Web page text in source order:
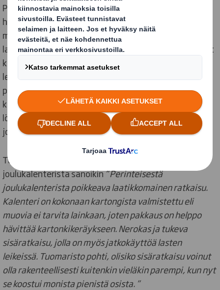
Pakkauksen ilmeen ja rakenteen suunnittelussa on
huomioitu paitsi houkuttelevuus ja helppo esille laitto
myyntiä varten, tehokas toiminta logistiikassa ja
lakritsin tilantarve. Pakkauksen lisäksi siihen liittyi, nyt
kilpailun ulkopuolelle jätetty, myyntiä edistävä samaa
leikkisää ilmettä jatkava myyntiteline, joka ollessaan
puolilavalla, voidaan toimittaa suoraan myymälöihin
kuluttajien kulkureittien ääreen edistämään tuotteen
löydettävyyttä ja menestystä
joulukalenterimarkkinalla.
Tuomariston kommentti voitokkaasta
joulukalenterista sanoikin” Perinteisestä
joulukalenterista poikkeava laatikkomainen ratkaisu.
Kalenteri on kokonaan kartongista valmistettu eli
muovia ei tarvita lainkaan, joten pakkaus on helppo
hävittää kartonkikeräykseen. Nerokas ja tukeva
sisäratkaisu, jolla on myös jatkokäyttöä lasten
leikeissä. Tuomaristo pohti, olisiko sisäratkaisu voinut
olla rakenteellisesti kuitenkin vieläkin parempi, kun nyt
se koostui monista pienistä osista. ”